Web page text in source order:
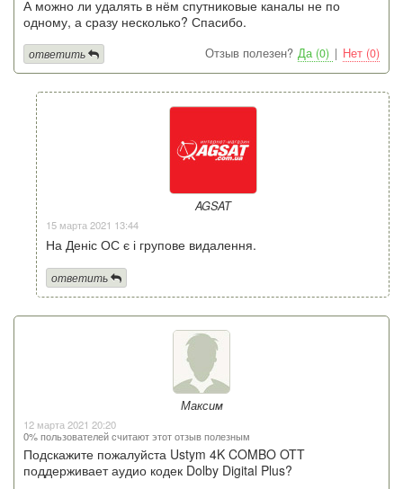
А можно ли удалять в нём спутниковые каналы не по
одному, а сразу несколько? Спасибо.
Отзыв полезен? Да (0) | Нет (0)
ответить
AGSAT
15 марта 2021 13:44
На Деніс ОС є і групове видалення.
ответить
Максим
12 марта 2021 20:20
0% пользователей считают этот отзыв полезным
Подскажите пожалуйста Ustym 4K COMBO OTT
поддерживает аудио кодек Dolby Digital Plus?